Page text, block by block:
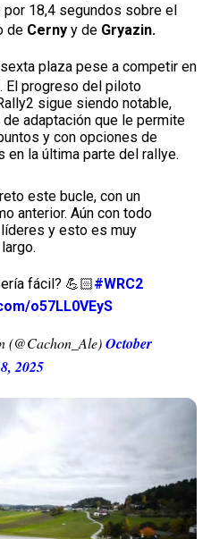
18,4 segundos sobre el
de Cerny y de Gryazin.
plaza pese a competir en
El progreso del piloto
sigue siendo notable,
adaptación que le permite
y con opciones de
la última parte del rallye.
este bucle, con un
anterior. Aún con todo
y esto es muy
largo.
fácil? 💪🏻#WRC2
o57LL0VEyS
(@Cachon_Ale)October
2025